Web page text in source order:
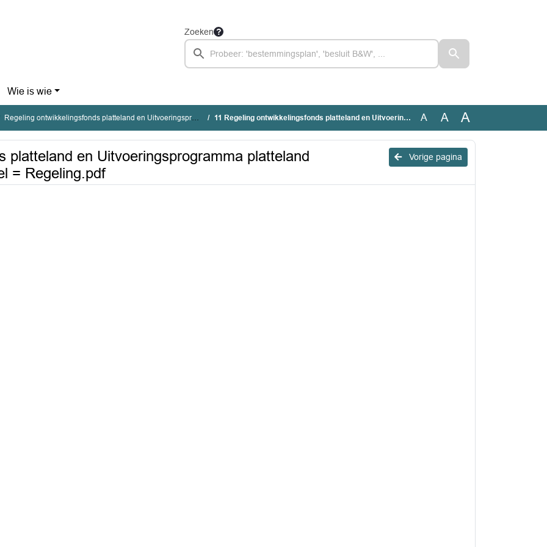
Zoeken
Wie is wie
Regeling ontwikkelingsfonds platteland en Uitvoeringsprogramma platteland 2010 11 Regeling ontwikkelingsfonds platteland en Uitvoeringsprogramma platteland 2010_bijlage 1 bij raadsvoorstel = Regeling.pdf A A A
Vorige pagina
platteland en Uitvoeringsprogramma platteland
= Regeling.pdf